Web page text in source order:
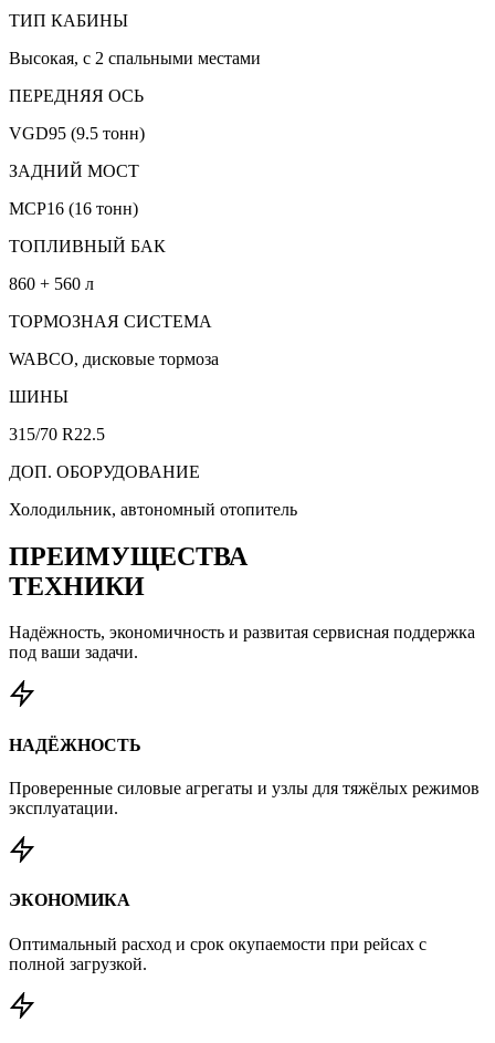
ТИП КАБИНЫ
Высокая, с 2 спальными местами
ПЕРЕДНЯЯ ОСЬ
VGD95 (9.5 тонн)
ЗАДНИЙ МОСТ
MCP16 (16 тонн)
ТОПЛИВНЫЙ БАК
860 + 560 л
ТОРМОЗНАЯ СИСТЕМА
WABCO, дисковые тормоза
ШИНЫ
315/70 R22.5
ДОП. ОБОРУДОВАНИЕ
Холодильник, автономный отопитель
ПРЕИМУЩЕСТВА
ТЕХНИКИ
Надёжность, экономичность и развитая сервисная поддержка
под ваши задачи.
НАДЁЖНОСТЬ
Проверенные силовые агрегаты и узлы для тяжёлых режимов
эксплуатации.
ЭКОНОМИКА
Оптимальный расход и срок окупаемости при рейсах с
полной загрузкой.